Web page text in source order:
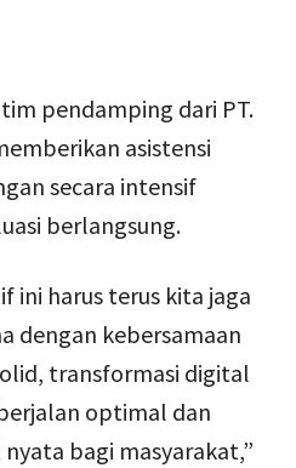
pendamping dari PT.
asistensi
secara intensif
berlangsung.
ini harus terus kita jaga
dengan kebersamaan
transformasi digital
optimal dan
bagi masyarakat,”